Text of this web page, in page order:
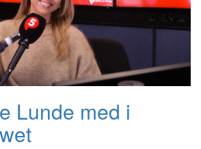
Lunde med i